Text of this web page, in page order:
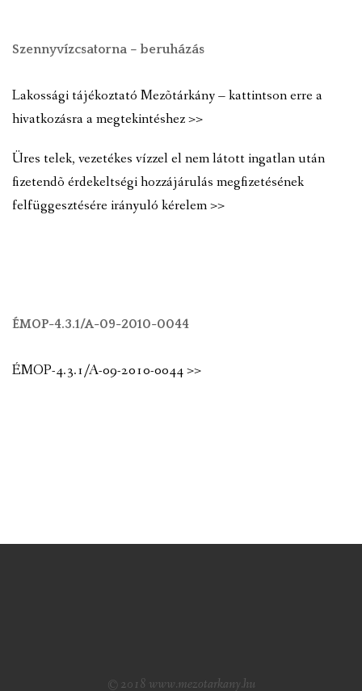
Szennyvízcsatorna – beruházás
Lakossági tájékoztató Mezõtárkány – kattintson erre a
hivatkozásra a megtekintéshez >>
Üres telek, vezetékes vízzel el nem látott ingatlan után
fizetendõ érdekeltségi hozzájárulás megfizetésének
felfüggesztésére irányuló kérelem >>
ÉMOP-4.3.1/A-09-2010-0044
ÉMOP-4.3.1/A-09-2010-0044 >>
© 2018 www.mezotarkany.hu